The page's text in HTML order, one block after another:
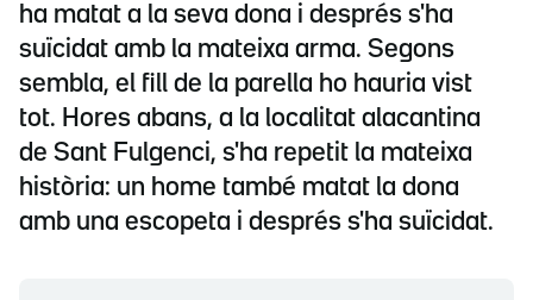
ha matat a la seva dona i després s'ha
suïcidat amb la mateixa arma. Segons
sembla, el fill de la parella ho hauria vist
tot. Hores abans, a la localitat alacantina
de Sant Fulgenci, s'ha repetit la mateixa
història: un home també matat la dona
amb una escopeta i després s'ha suïcidat.